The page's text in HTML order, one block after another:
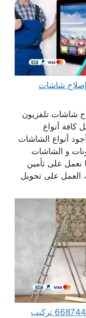
فني تصليح تلفزيونات 55880595 إصلاح شاشات
شاشات تلفزيون
كافة أنواع
أنواع الشاشات
و الشاشات
نعمل على تأمين
العمل على تحويل
فني تركيب ورق جدران الكويت 66874433 تركيب